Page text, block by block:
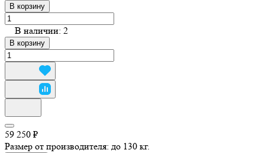
В корзину
В наличии: 2
В корзину
59 250 ₽
Размер от производителя: до 130 кг.